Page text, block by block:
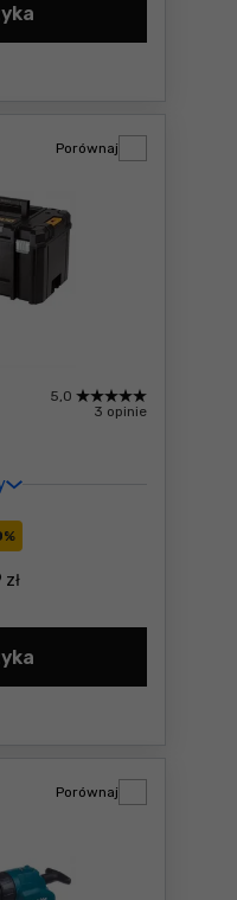
szlifierka
5,0
3 opinie
%
zł
Porównaj
tarczowa DeWalt
Porównaj